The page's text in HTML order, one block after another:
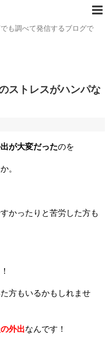
も調べて発信するブログで
ストレスがハンパな
が大変だったのを
。
かったりと苦労した方も
方もいるかもしれませ
外出なんです！